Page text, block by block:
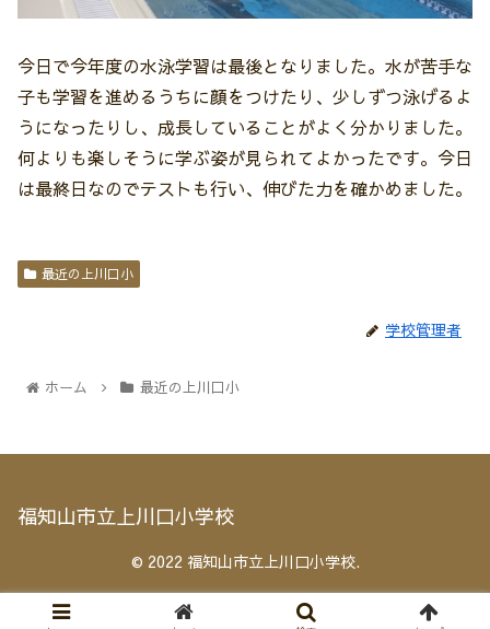
今日で今年度の水泳学習は最後となりました。水が苦手な
子も学習を進めるうちに顔をつけたり、少しずつ泳げるよ
うになったりし、成長していることがよく分かりました。
何よりも楽しそうに学ぶ姿が見られてよかったです。今日
は最終日なのでテストも行い、伸びた力を確かめました。
最近の上川口小
学校管理者
ホーム 最近の上川口小
福知山市立上川口小学校
© 2022 福知山市立上川口小学校.